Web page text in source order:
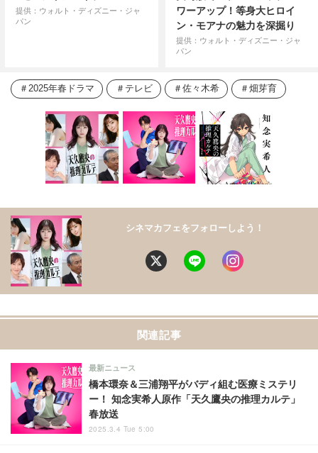
提供：ウォルト・ディズニー・ジャ
パン
ワーアップ！等身大ヒロイ
ン・モアナの魅力を深掘り
提供：ウォルト・ディズニー・ジャ
パン
2025年春ドラマ テレビ 佐々木希 畑芽育
シネマカフェをフォローしよう！
関連記事
橋本環奈＆三浦翔平がバディ組む医療ミステリ
ー！ 知念実希人原作「天久鷹央の推理カルテ」
春放送
最新ニュース
2025.3.4 Tue 5:00